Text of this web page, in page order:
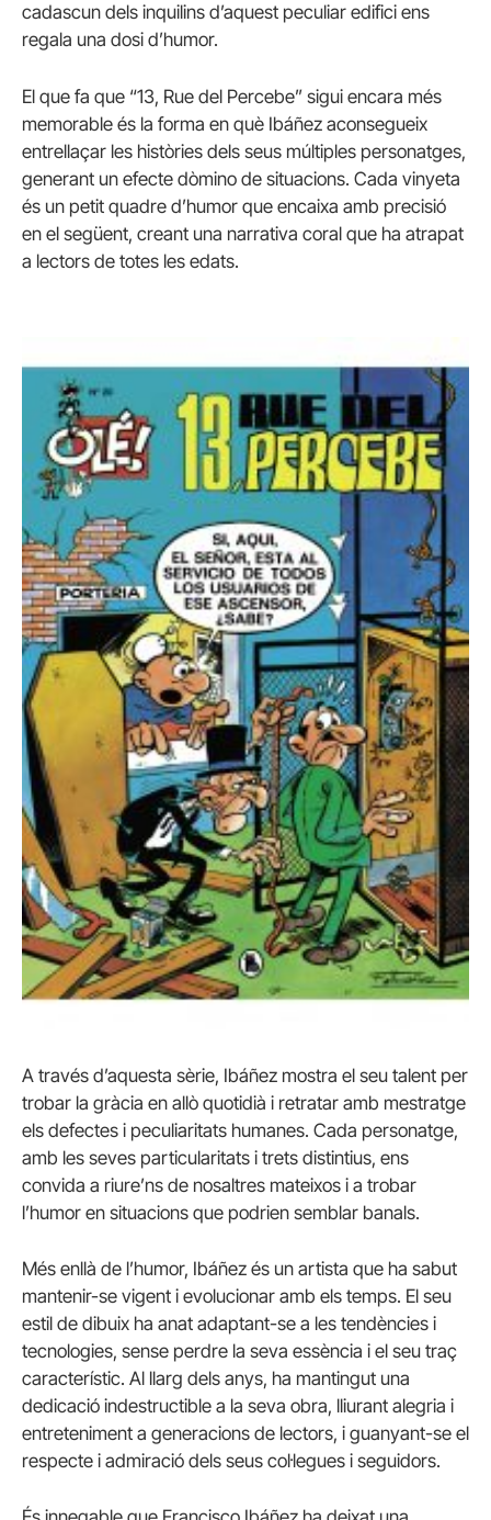
cadascun dels inquilins d’aquest peculiar edifici ens
regala una dosi d’humor.
El que fa que “13, Rue del Percebe” sigui encara més
memorable és la forma en què Ibáñez aconsegueix
entrellaçar les històries dels seus múltiples personatges,
generant un efecte dòmino de situacions. Cada vinyeta
és un petit quadre d’humor que encaixa amb precisió
en el següent, creant una narrativa coral que ha atrapat
a lectors de totes les edats.
A través d’aquesta sèrie, Ibáñez mostra el seu talent per
trobar la gràcia en allò quotidià i retratar amb mestratge
els defectes i peculiaritats humanes. Cada personatge,
amb les seves particularitats i trets distintius, ens
convida a riure’ns de nosaltres mateixos i a trobar
l’humor en situacions que podrien semblar banals.
Més enllà de l’humor, Ibáñez és un artista que ha sabut
mantenir-se vigent i evolucionar amb els temps. El seu
estil de dibuix ha anat adaptant-se a les tendències i
tecnologies, sense perdre la seva essència i el seu traç
característic. Al llarg dels anys, ha mantingut una
dedicació indestructible a la seva obra, lliurant alegria i
entreteniment a generacions de lectors, i guanyant-se el
respecte i admiració dels seus col·legues i seguidors.